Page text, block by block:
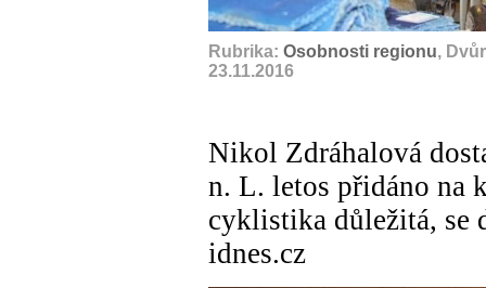
Rubrika: Osobnosti regionu,
23.11.2016
Nikol Zdráhalová
n. L. letos přidáno na
cyklistika důležitá, se
idnes.cz